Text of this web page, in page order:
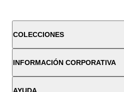
COLECCIONES
INFORMACIÓN CORPORATIVA